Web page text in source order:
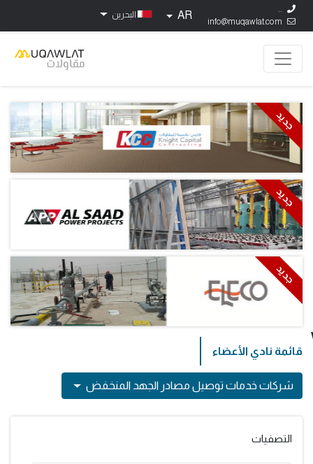
...
info@muqawlat.com
AR البحرين
جديد
جديد
جديد
قائمة نادي الأعضاء
شركات خدمات توصيل مصادر الجهد المنخفض
التصفيات